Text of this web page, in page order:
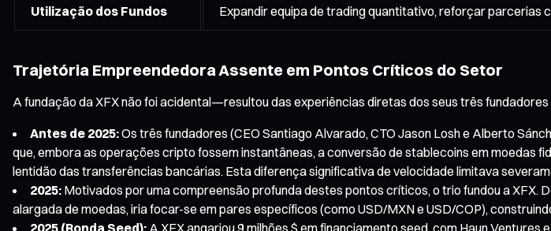
Utilização dos Fundos Expandir equipa de trading quantitativo, reforçar parcerias
Trajetória Empreendedora Assente em Pontos Críticos do Setor
A fundação da XFX não foi acidental—resultou das experiências diretas dos seus três
Antes de 2025:Os três fundadores (CEO Santiago Alvarado, CTO Jason Losh e Alberto
que, embora as operações cripto fossem instantâneas, a conversão de stablecoins em moedas
lentidão das transferências bancárias. Esta diferença significativa de velocidade limitava
2025: Motivados por uma compreensão profunda destes pontos críticos, o trio fundou a
alargada de moedas, iria focar-se em pares específicos (como USD/MXN e USD/COP),
2025 (Ronda Seed): A XFX angariou 9 milhões $ em financiamento seed, com Haun